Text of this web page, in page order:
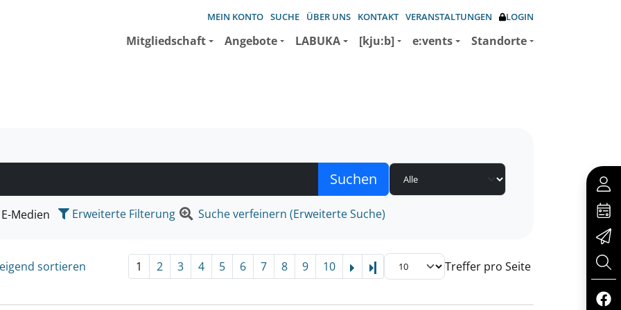
MEIN KONTO SUCHE ÜBER UNS KONTAKT VERANSTALTUNGEN LOGIN
Mitgliedschaft Angebote LABUKA [kju:b] e:vents Standorte
suchen wollen.
E-Medien Erweiterte Filterung Suche verfeinern (Erweiterte Suche)
sortieren 1 2 3 4 5 6 7 8 9 10 Letzte Seite Treffer pro Seite